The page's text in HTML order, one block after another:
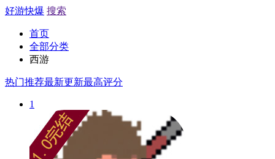
好游快爆 搜索
首页
全部分类
西游
热门推荐最新更新最高评分
1